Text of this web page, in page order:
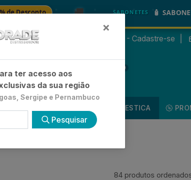
🚚 SABONETES 🧴 SABONETE
- Entrar Não é cliente? - Cadastre-se
0
UTILIDADE DOMESTICA
84 produtos
×
ter acesso aos
da sua região
Sergipe e Pernambuco
Pesquisar